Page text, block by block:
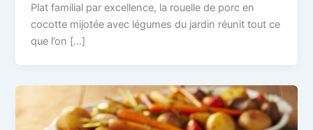
Plat familial par excellence, la rouelle de porc en
cocotte mijotée avec légumes du jardin réunit tout ce
que l’on […]